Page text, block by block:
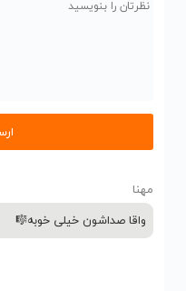
مهنا
واقا صداشون خیلی خوبه🎼